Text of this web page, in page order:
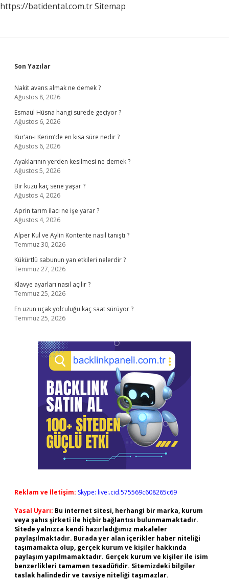
https://batidental.com.trSitemap
Sidebar
Son Yazılar
Nakit avans almak ne demek ?
Ağustos 8, 2026
Esmaül Hüsna hangi surede geçiyor ?
Ağustos 6, 2026
Kur’an-ı Kerim’de en kısa süre nedir ?
Ağustos 6, 2026
Ayaklarının yerden kesilmesi ne demek ?
Ağustos 5, 2026
Bir kuzu kaç sene yaşar ?
Ağustos 4, 2026
Aprin tarım ilacı ne işe yarar ?
Ağustos 4, 2026
Alper Kul ve Aylin Kontente nasıl tanıştı ?
Temmuz 30, 2026
Kükürtlü sabunun yan etkileri nelerdir ?
Temmuz 27, 2026
Klavye ayarları nasıl açılır ?
Temmuz 25, 2026
En uzun uçak yolculuğu kaç saat sürüyor ?
Temmuz 25, 2026
Reklam ve İletişim: Skype: live:.cid.575569c608265c69
Yasal Uyarı: Bu internet sitesi, herhangi bir marka, kurum
veya şahıs şirketi ile hiçbir bağlantısı bulunmamaktadır.
Sitede yalnızca kendi hazırladığımız makaleler
paylaşılmaktadır. Burada yer alan içerikler haber niteliği
taşımamakta olup, gerçek kurum ve kişiler hakkında
paylaşım yapılmamaktadır. Gerçek kurum ve kişiler ile isim
benzerlikleri tamamen tesadüfidir. Sitemizdeki bilgiler
taslak halindedir ve tavsiye niteliği taşımazlar.